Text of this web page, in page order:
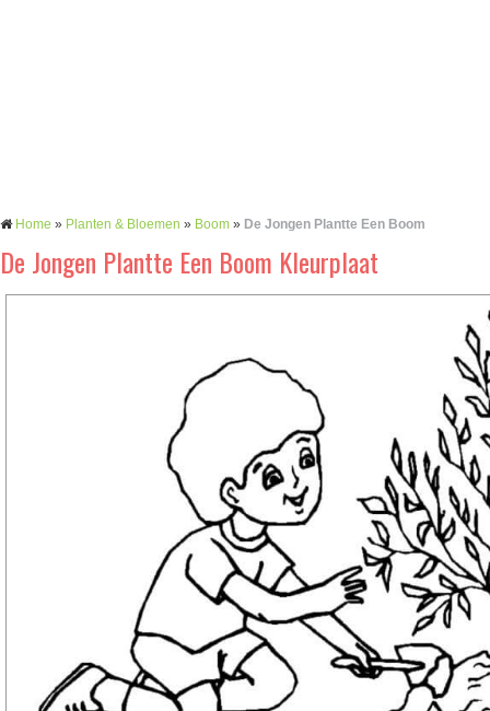
Home » Planten & Bloemen » Boom » De Jongen Plantte Een Boom
De Jongen Plantte Een Boom Kleurplaat